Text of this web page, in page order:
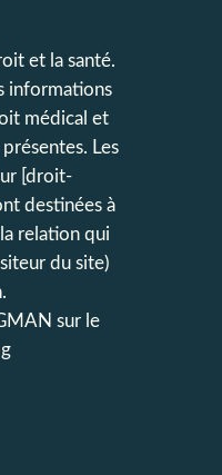
et la santé.
informations
médical et
Les
[droit-
destinées à
relation qui
du site)
sur le